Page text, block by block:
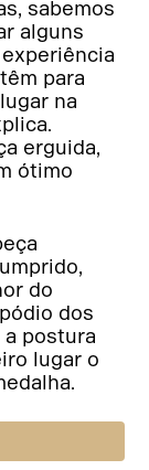
sabemos
alguns
para
na
erguida,
ótimo
do
dos
postura
lugar o